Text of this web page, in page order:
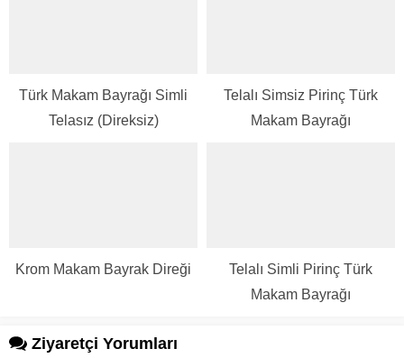
Türk Makam Bayrağı Simli
Telasız (Direksiz)
Telalı Simsiz Pirinç Türk
Makam Bayrağı
Krom Makam Bayrak Direği
Telalı Simli Pirinç Türk
Makam Bayrağı
Ziyaretçi Yorumları